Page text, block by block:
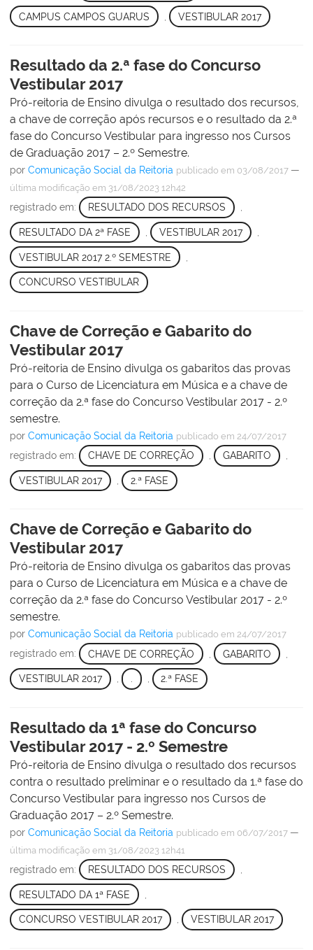
CAMPUS CAMPOS GUARUS VESTIBULAR 2017
Resultado da 2.ª fase do Concurso
Vestibular 2017
Pró-reitoria de Ensino divulga o resultado dos recursos,
a chave de correção após recursos e o resultado da 2.ª
fase do Concurso Vestibular para ingresso nos Cursos
de Graduação 2017 – 2.º Semestre.
por Comunicação Social da Reitoria publicado em 03/08/2017 —
última modificação em 31/08/2023 12h42
registrado em: RESULTADO DOS RECURSOS ,
RESULTADO DA 2ª FASE VESTIBULAR 2017
VESTIBULAR 2017 2.º SEMESTRE
CONCURSO VESTIBULAR
Chave de Correção e Gabarito do
Vestibular 2017
Pró-reitoria de Ensino divulga os gabaritos das provas
para o Curso de Licenciatura em Música e a chave de
correção da 2.ª fase do Concurso Vestibular 2017 - 2.º
semestre.
por Comunicação Social da Reitoria publicado em 24/07/2017
registrado em: CHAVE DE CORREÇÃO GABARITO
VESTIBULAR 2017 2.ª FASE
Chave de Correção e Gabarito do
Vestibular 2017
Pró-reitoria de Ensino divulga os gabaritos das provas
para o Curso de Licenciatura em Música e a chave de
correção da 2.ª fase do Concurso Vestibular 2017 - 2.º
semestre.
por Comunicação Social da Reitoria publicado em 24/07/2017
registrado em: CHAVE DE CORREÇÃO GABARITO
VESTIBULAR 2017 , . , 2.ª FASE
Resultado da 1ª fase do Concurso
Vestibular 2017 - 2.º Semestre
Pró-reitoria de Ensino divulga o resultado dos recursos
contra o resultado preliminar e o resultado da 1.ª fase do
Concurso Vestibular para ingresso nos Cursos de
Graduação 2017 – 2.º Semestre.
por Comunicação Social da Reitoria publicado em 06/07/2017 —
última modificação em 31/08/2023 12h41
registrado em: RESULTADO DOS RECURSOS
RESULTADO DA 1ª FASE
CONCURSO VESTIBULAR 2017 , VESTIBULAR 2017